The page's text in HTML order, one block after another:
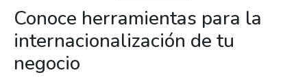
Conoce herramientas para la
internacionalización de tu
negocio